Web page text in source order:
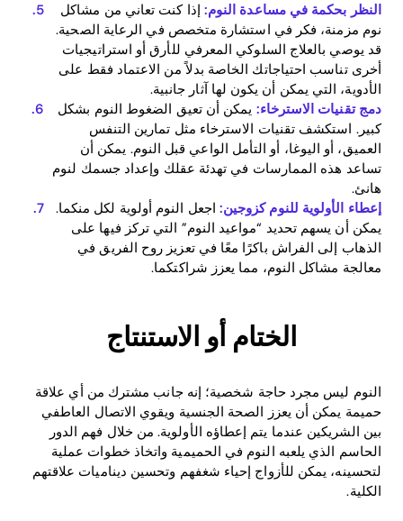
النظر بحكمة في مساعدة النوم: إذا كنت تعاني من مشاكل
نوم مزمنة، فكر في استشارة متخصص في الرعاية الصحية.
قد يوصي بالعلاج السلوكي المعرفي للأرق أو استراتيجيات
أخرى تناسب احتياجاتك الخاصة بدلاً من الاعتماد فقط على
الأدوية، التي يمكن أن يكون لها آثار جانبية.
دمج تقنيات الاسترخاء: يمكن أن تعيق الضغوط النوم بشكل
كبير. استكشف تقنيات الاسترخاء مثل تمارين التنفس
العميق، أو اليوغا، أو التأمل الواعي قبل النوم. يمكن أن
تساعد هذه الممارسات في تهدئة عقلك وإعداد جسمك لنوم
هانئ.
إعطاء الأولوية للنوم كزوجين: اجعل النوم أولوية لكل منكما.
يمكن أن يسهم تحديد “مواعيد النوم” التي تركز فيها على
الذهاب إلى الفراش باكرًا معًا في تعزيز روح الفريق في
معالجة مشاكل النوم، مما يعزز شراكتكما.
الختام أو الاستنتاج
النوم ليس مجرد حاجة شخصية؛ إنه جانب مشترك من أي علاقة
حميمة يمكن أن يعزز الصحة الجنسية ويقوي الاتصال العاطفي
بين الشريكين عندما يتم إعطاؤه الأولوية. من خلال فهم الدور
الحاسم الذي يلعبه النوم في الحميمية واتخاذ خطوات عملية
لتحسينه، يمكن للأزواج إحياء شغفهم وتحسين ديناميات علاقتهم
الكلية.